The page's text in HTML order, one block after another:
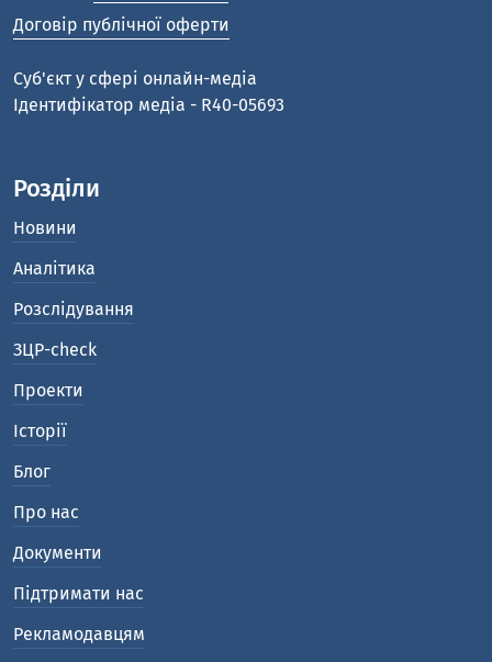
Договір публічної оферти
Cуб'єкт у сфері онлайн-медіа
Ідентифікатор медіа - R40-05693
Розділи
Новини
Аналітика
Розслідування
ЗЦР-check
Проекти
Історії
Блог
Про нас
Документи
Підтримати нас
Рекламодавцям